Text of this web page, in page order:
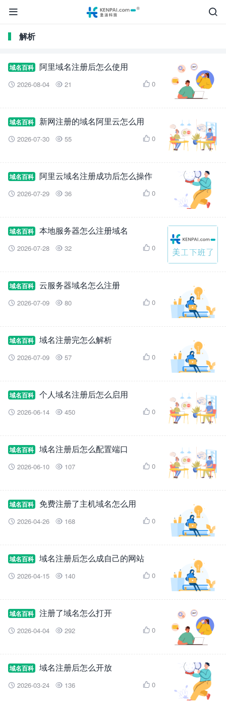


解析
域名百科 阿里域名注册后怎么使用
 2026-08-04  21  0
域名百科 新网注册的域名阿里云怎么用
 2026-07-30  55  0
域名百科 阿里云域名注册成功后怎么操作
 2026-07-29  36  0
域名百科 本地服务器怎么注册域名
 2026-07-28  32  0
域名百科 云服务器域名怎么注册
 2026-07-09  80  0
域名百科 域名注册完怎么解析
 2026-07-09  57  0
域名百科 个人域名注册后怎么启用
 2026-06-14  450  0
域名百科 域名注册后怎么配置端口
 2026-06-10  107  0
域名百科 免费注册了主机域名怎么用
 2026-04-26  168  0
域名百科 域名注册后怎么成自己的网站
 2026-04-15  140  0
域名百科 注册了域名怎么打开
 2026-04-04  292  0
域名百科 域名注册后怎么开放
 2026-03-24  136  0